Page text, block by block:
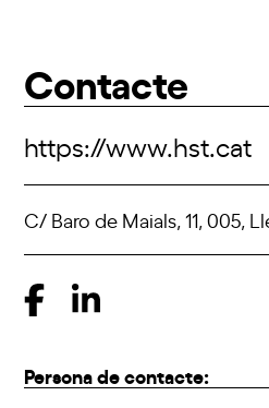
Contacte
https://www.hst.cat
C/ Baro de Maials, 11, 005,
Persona de contacte: